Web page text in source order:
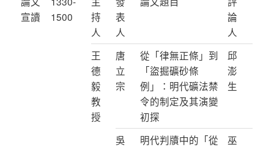
宣讀
1500
持
人
表
人
論
人
王
德
毅
教
授
唐
立
宗
從「律無正條」到
「盜掘礦砂條
例」：明代礦法禁
令的制定及其演變
初探
邱
澎
生
吳
明代判牘中的「從
巫